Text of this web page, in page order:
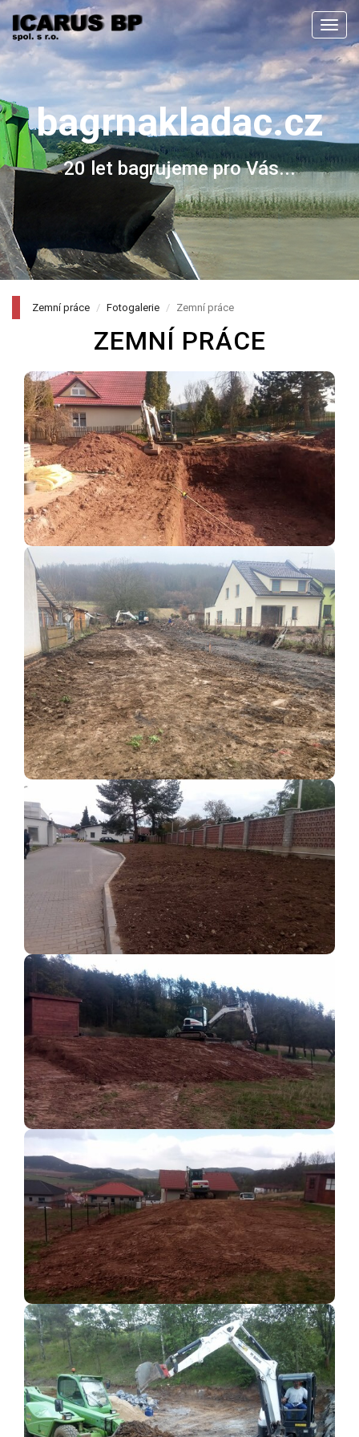
Menu
bagrnakladac.cz
20 let bagrujeme pro Vás...
Zemní práce Fotogalerie Zemní práce
ZEMNÍ PRÁCE